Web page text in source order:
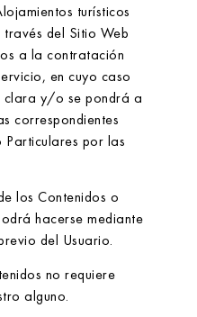
turísticos
del Sitio Web
a la contratación
en cuyo caso
clara y/o se pondrá a
correspondientes
Particulares por las
los Contenidos o
hacerse mediante
del Usuario.
no requiere
alguno.